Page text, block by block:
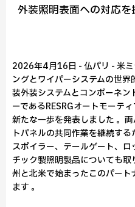
外装照明表面への対応
2026年4月16日 - 仏パリ - 米
ングとワイパーシステムの世
装外装システムとコンポーネ
ーであるRESRGオートモーテ
新たな一歩を発表しました 。
トパネルの共同作業を継続する
スポイラー、テールゲート、
チック製照明製品についても
州と北米で始まったこのパー
ます 。